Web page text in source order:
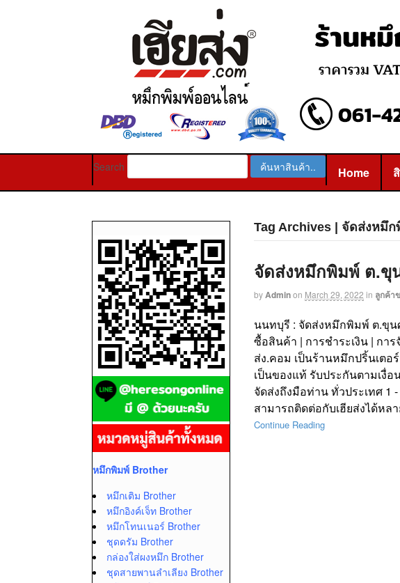
Search Home
Tag Archives | จัดส่งหมึ
จัดส่งหมึกพิมพ์ ต.ขุ
by Admin on March 29, 2022 in ลูกค้า
นนทบุรี : จัดส่งหมึกพิมพ์ ต.ขุน
ซื้อสินค้า | การชำระเงิน | การ
ส่ง.คอม เป็นร้านหมึกปริ้นเตอ
เป็นของแท้ รับประกันตามเงื่
จัดส่งถึงมือท่าน ทั่วประเทศ 1
สามารถติดต่อกับเฮียส่งได้หล
Continue Reading
หมึกพิมพ์ Brother
หมึกเติม Brother
หมึกอิงค์เจ็ท Brother
หมึกโทนเนอร์ Brother
ชุดดรัม Brother
กล่องใส่ผงหมึก Brother
ชุดสายพานลำเลียง Brother